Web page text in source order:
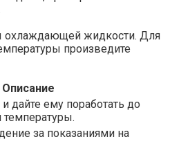
охлаждающей жидкости. Для
произведите
Описание
и дайте ему поработать до
за показаниями на